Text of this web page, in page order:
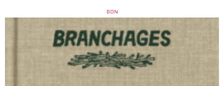
BON